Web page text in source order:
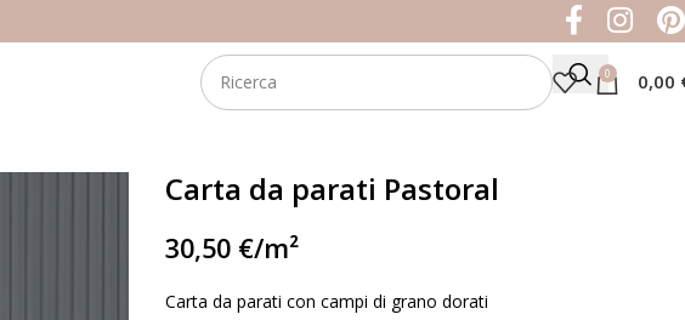
0 0,00
Carta da parati Pastoral
30,50 €/m²
Carta da parati con campi di grano dorati